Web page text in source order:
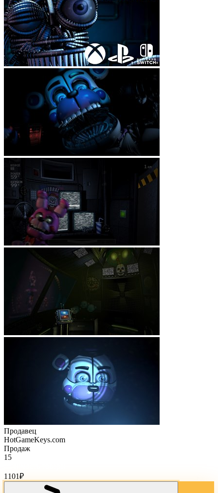
Продавец
HotGameKeys.com
Продаж
15
1101₽